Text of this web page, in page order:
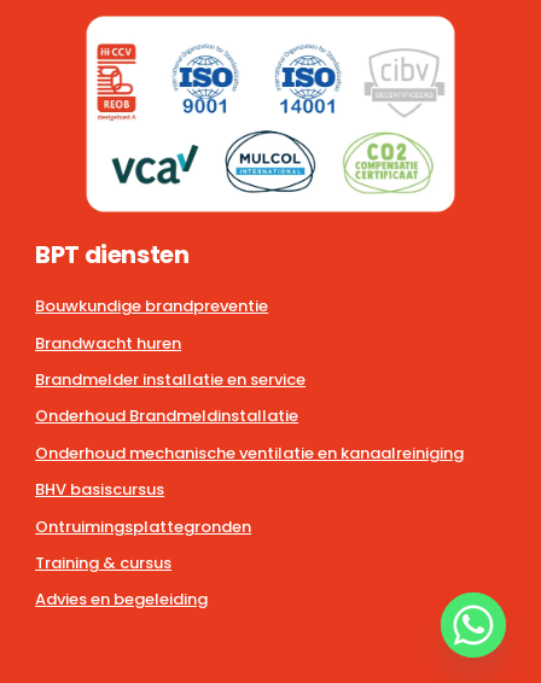
BPT diensten
Bouwkundige brandpreventie
Brandwacht huren
Brandmelder installatie en service
Onderhoud Brandmeldinstallatie
Onderhoud mechanische ventilatie en kanaalreiniging
BHV basiscursus
Ontruimingsplattegronden
Training & cursus
Advies en begeleiding